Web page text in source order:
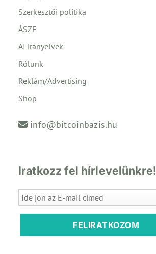
Szerkesztői politika
ÁSZF
AI irányelvek
Rólunk
Reklám/Advertising
Shop
info@bitcoinbazis.hu
Iratkozz fel hírlevelünkre!
FELIRATKOZOM